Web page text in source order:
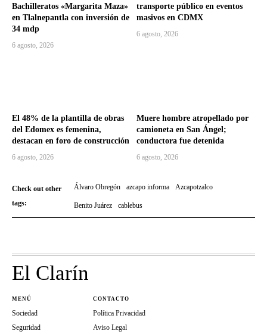
Bachilleratos «Margarita Maza»
en Tlalnepantla con inversión de
34 mdp
6 agosto, 2026
transporte público en eventos
masivos en CDMX
6 agosto, 2026
El 48% de la plantilla de obras
del Edomex es femenina,
destacan en foro de construcción
6 agosto, 2026
Muere hombre atropellado por
camioneta en San Ángel;
conductora fue detenida
6 agosto, 2026
Check out other
tags:
Álvaro Obregón azcapo informa Azcapotzalco
Benito Juárez cablebus
El Clarín
MENÚ
Sociedad
Seguridad
CONTACTO
Política Privacidad
Aviso Legal